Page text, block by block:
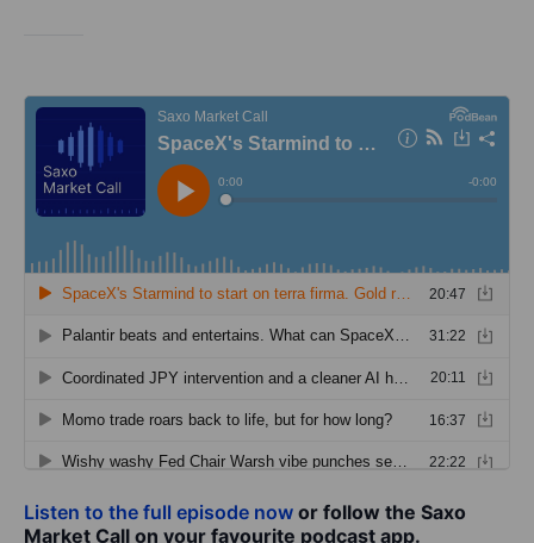
Listen to the full episode now or follow the Saxo
Market Call on your favourite podcast app.